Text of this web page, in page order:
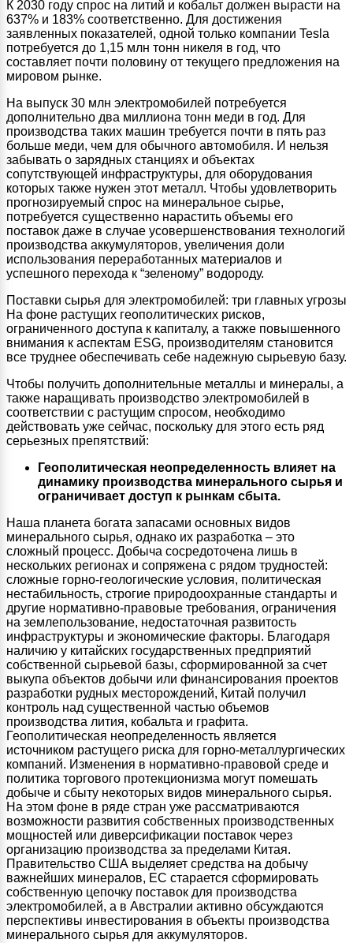
К 2030 году спрос на литий и кобальт должен вырасти на
637% и 183% соответственно. Для достижения
заявленных показателей, одной только компании Tesla
потребуется до 1,15 млн тонн никеля в год, что
составляет почти половину от текущего предложения на
мировом рынке.
На выпуск 30 млн электромобилей потребуется
дополнительно два миллиона тонн меди в год. Для
производства таких машин требуется почти в пять раз
больше меди, чем для обычного автомобиля. И нельзя
забывать о зарядных станциях и объектах
сопутствующей инфраструктуры, для оборудования
которых также нужен этот металл. Чтобы удовлетворить
прогнозируемый спрос на минеральное сырье,
потребуется существенно нарастить объемы его
поставок даже в случае усовершенствования технологий
производства аккумуляторов, увеличения доли
использования переработанных материалов и
успешного перехода к “зеленому” водороду.
Поставки сырья для электромобилей: три главных угрозы
На фоне растущих геополитических рисков,
ограниченного доступа к капиталу, а также повышенного
внимания к аспектам ESG, производителям становится
все труднее обеспечивать себе надежную сырьевую базу.
Чтобы получить дополнительные металлы и минералы, а
также наращивать производство электромобилей в
соответствии с растущим спросом, необходимо
действовать уже сейчас, поскольку для этого есть ряд
серьезных препятствий:
Геополитическая неопределенность влияет на
динамику производства минерального сырья и
ограничивает доступ к рынкам сбыта.
Наша планета богата запасами основных видов
минерального сырья, однако их разработка – это
сложный процесс. Добыча сосредоточена лишь в
нескольких регионах и сопряжена с рядом трудностей:
сложные горно-геологические условия, политическая
нестабильность, строгие природоохранные стандарты и
другие нормативно-правовые требования, ограничения
на землепользование, недостаточная развитость
инфраструктуры и экономические факторы. Благодаря
наличию у китайских государственных предприятий
собственной сырьевой базы, сформированной за счет
выкупа объектов добычи или финансирования проектов
разработки рудных месторождений, Китай получил
контроль над существенной частью объемов
производства лития, кобальта и графита.
Геополитическая неопределенность является
источником растущего риска для горно-металлургических
компаний. Изменения в нормативно-правовой среде и
политика торгового протекционизма могут помешать
добыче и сбыту некоторых видов минерального сырья.
На этом фоне в ряде стран уже рассматриваются
возможности развития собственных производственных
мощностей или диверсификации поставок через
организацию производства за пределами Китая.
Правительство США выделяет средства на добычу
важнейших минералов, ЕС старается сформировать
собственную цепочку поставок для производства
электромобилей, а в Австралии активно обсуждаются
перспективы инвестирования в объекты производства
минерального сырья для аккумуляторов.